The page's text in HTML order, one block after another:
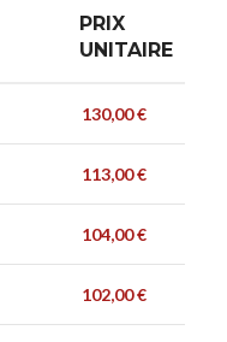
PRIX
UNITAIRE
130,00€
113,00€
104,00€
102,00€